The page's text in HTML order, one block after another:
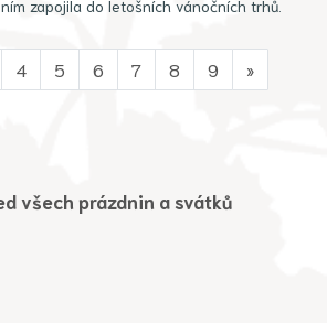
zapojila do letošních vánočních trhů.
4 5 6 7 8 9 »
všech prázdnin a svátků